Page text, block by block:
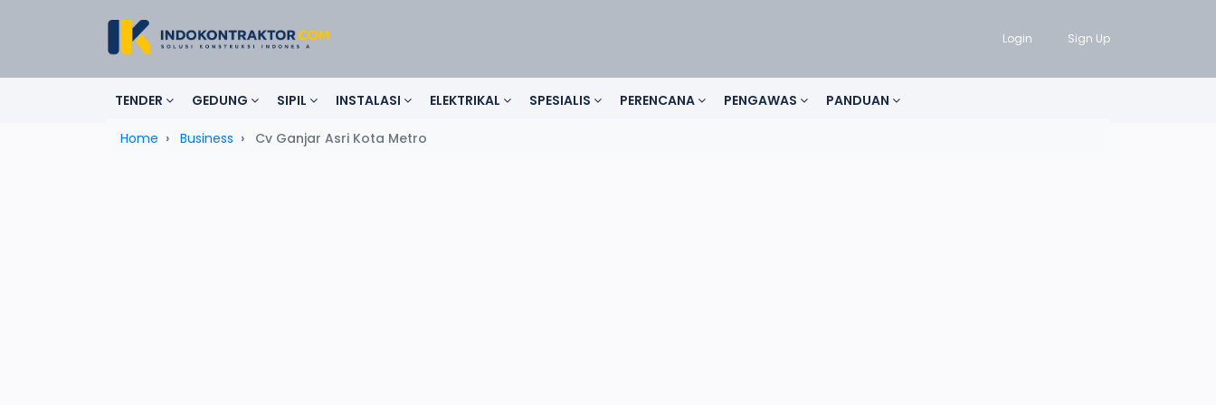
Login Sign Up
TENDER GEDUNG SIPIL INSTALASI ELEKTRIKAL SPESIALIS PERENCANA PENGAWAS PANDUAN
Home Business Cv Ganjar Asri Kota Metro